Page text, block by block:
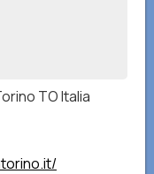
TO Italia